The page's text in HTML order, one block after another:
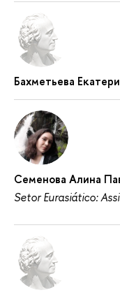
Бахметьева
Семенова Алина
Setor Eurasiático: